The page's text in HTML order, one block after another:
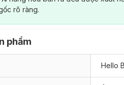
rõ ràng.
phẩm
Hello